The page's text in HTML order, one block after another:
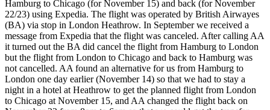
Hamburg to Chicago (for November 15) and back (for November
22/23) using Expedia. The flight was operated by British Airwayes
(BA) via stop in London Heathrow. In September we received a
message from Expedia that the flight was canceled. After calling AA
it turned out the BA did cancel the flight from Hamburg to London
but the flight from London to Chicago and back to Hamburg was
not cancelled. AA found an alternative for us from Hamburg to
London one day earlier (November 14) so that we had to stay a
night in a hotel at Heathrow to get the planned flight from London
to Chicago at November 15, and AA changed the flight back on